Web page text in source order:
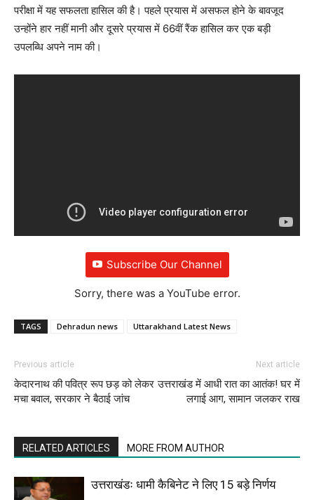
परीक्षा में यह सफलता हासिल की है। पहले प्रयास में असफल होने के बावजूद
उन्होंने हार नहीं मानी और दूसरे प्रयास में 66वीं रैंक हासिल कर एक बड़ी
उपलब्धि अपने नाम की।
Subscribe Our Channel
Sorry, there was a YouTube error.
TAGS Dehradun news Uttarakhand Latest News
Previous article
केदारनाथ की पवित्र रूप छड़ को लेकर
मचा बवाल, सरकार ने बैठाई जांच
Next article
उत्तराखंड में आधी रात का आतंक! घर में
लगाई आग, सामान जलकर राख
RELATED ARTICLES MORE FROM AUTHOR
उत्तराखंडः धामी कैबिनेट ने लिए 15 बड़े निर्णय